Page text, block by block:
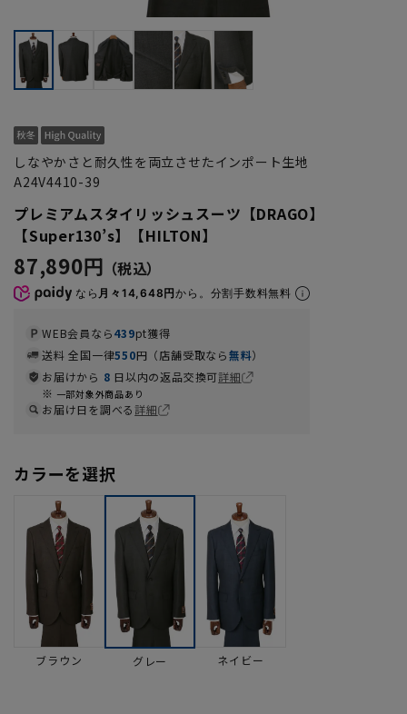
しなやかさと耐久性を両立させたインポート生地
A24V4410-39
プレミアムスタイリッシュスーツ【DRAGO】
【Super130’s】【HILTON】
87,890円
なら 月々14,648円から。分割手数料無料
WEB会員なら439pt獲得
送料 全国一律550円（店舗受取なら無料）
お届けから 8 日以内の返品交換可詳細
一部対象外商品あり
お届け日を調べる詳細
カラーを選択
ブラウン グレー ネイビー